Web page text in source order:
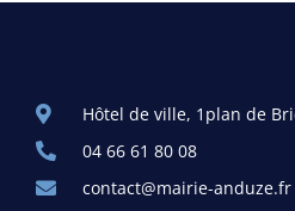
Hôtel de ville, 1plan de
04 66 61 80 08
contact@mairie-anduze.fr